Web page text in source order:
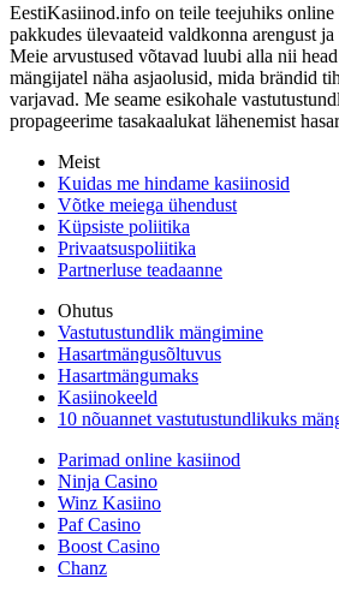
EestiKasiinod.info on teile teejuhiks online
pakkudes ülevaateid valdkonna arengust
Meie arvustused võtavad luubi alla nii
mängijatel näha asjaolusid, mida brändid
varjavad. Me seame esikohale
propageerime tasakaalukat lähenemist
Meist
Kuidas me hindame kasiinosid
Võtke meiega ühendust
Küpsiste poliitika
Privaatsuspoliitika
Partnerluse teadaanne
Ohutus
Vastutustundlik mängimine
Hasartmängusõltuvus
Hasartmängumaks
Kasiinokeeld
10 nõuannet vastutustundlikuks
Parimad online kasiinod
Ninja Casino
Winz Kasiino
Paf Casino
Boost Casino
Chanz